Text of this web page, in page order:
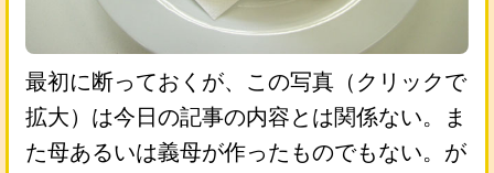
最初に断っておくが、この写真（クリックで
拡大）は今日の記事の内容とは関係ない。ま
た母あるいは義母が作ったものでもない。が